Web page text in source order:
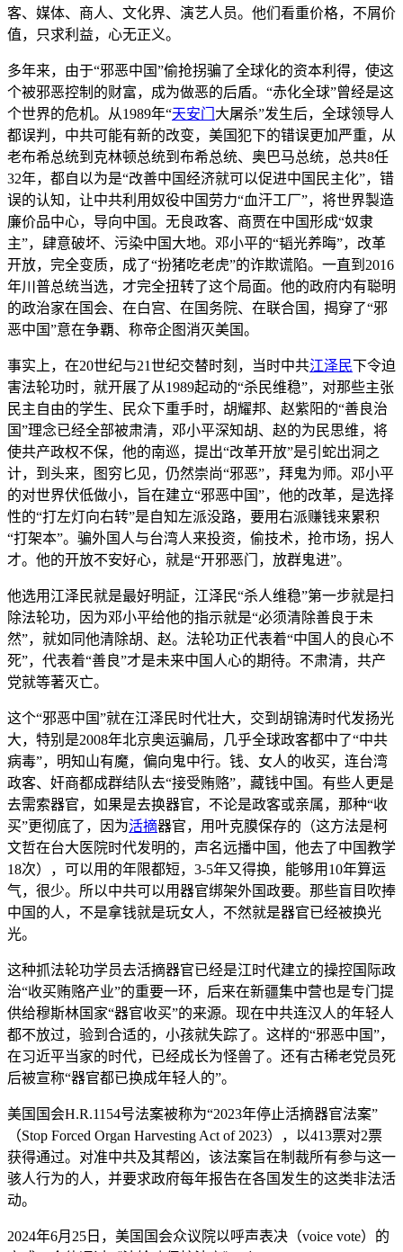
客、媒体、商人、文化界、演艺人员。他们看重价格，不屑价
值，只求利益，心无正义。
多年来，由于“邪恶中国”偷抢拐骗了全球化的资本利得，使这
个被邪恶控制的财富，成为做恶的后盾。“赤化全球”曾经是这
个世界的危机。从1989年“天安门 大屠杀”发生后，全球领导人
都误判，中共可能有新的改变，美国犯下的错误更加严重，从
老布希总统到克林顿总统到布希总统、奥巴马总统，总共8任
32年，都自以为是“改善中国经济就可以促进中国民主化”，错
误的认知，让中共利用奴役中国劳力“血汗工厂”，将世界製造
廉价品中心，导向中国。无良政客、商贾在中国形成“奴隶
主”，肆意破坏、污染中国大地。邓小平的“韬光养晦”，改革
开放，完全变质，成了“扮猪吃老虎”的诈欺谎陷。一直到2016
年川普总统当选，才完全扭转了这个局面。他的政府内有聪明
的政治家在国会、在白宫、在国务院、在联合国，揭穿了“邪
恶中国”意在争覇、称帝企图消灭美国。
事实上，在20世纪与21世纪交替时刻，当时中共江泽民下令迫
害法轮功时，就开展了从1989起动的“杀民维稳”，对那些主张
民主自由的学生、民众下重手时，胡耀邦、赵紫阳的“善良治
国”理念已经全部被肃清，邓小平深知胡、赵的为民思维，将
使共产政权不保，他的南巡，提出“改革开放”是引蛇出洞之
计，到头来，图穷匕见，仍然崇尚“邪恶”，拜鬼为师。邓小平
的对世界伏低做小，旨在建立“邪恶中国”，他的改革，是选择
性的“打左灯向右转”是自知左派没路，要用右派赚钱来累积
“打架本”。骗外国人与台湾人来投资，偷技术，抢巿场，拐人
才。他的开放不安好心，就是“开邪恶门，放群鬼进”。
他选用江泽民就是最好明証，江泽民“杀人维稳”第一步就是扫
除法轮功，因为邓小平给他的指示就是“必须清除善良于未
然”，就如同他清除胡、赵。法轮功正代表着“中国人的良心不
死”，代表着“善良”才是未来中国人心的期待。不肃清，共产
党就等著灭亡。
这个“邪恶中国”就在江泽民时代壮大，交到胡锦涛时代发扬光
大，特别是2008年北京奥运骗局，几乎全球政客都中了“中共
病毒”，明知山有魔，偏向鬼中行。钱、女人的收买，连台湾
政客、奸商都成群结队去“接受贿赂”，藏钱中国。有些人更是
去需索器官，如果是去换器官，不论是政客或亲属，那种“收
买”更彻底了，因为活摘器官，用叶克膜保存的（这方法是柯
文哲在台大医院时代发明的，声名远播中国，他去了中国教学
18次），可以用的年限都短，3-5年又得换，能够用10年算运
气，很少。所以中共可以用器官绑架外国政要。那些盲目吹捧
中国的人，不是拿钱就是玩女人，不然就是器官已经被换光
光。
这种抓法轮功学员去活摘器官已经是江时代建立的操控国际政
治“收买贿赂产业”的重要一环，后来在新疆集中营也是专门提
供给穆斯林国家“器官收买”的来源。现在中共连汉人的年轻人
都不放过，验到合适的，小孩就失踪了。这样的“邪恶中国”，
在习近平当家的时代，已经成长为怪兽了。还有古稀老党员死
后被宣称“器官都已换成年轻人的”。
美国国会H.R.1154号法案被称为“2023年停止活摘器官法案”
（Stop Forced Organ Harvesting Act of 2023），以413票对2票
获得通过。对准中共及其帮凶，该法案旨在制裁所有参与这一
骇人行为的人，并要求政府每年报告在各国发生的这类非法活
动。
2024年6月25日，美国国会众议院以呼声表决（voice vote）的